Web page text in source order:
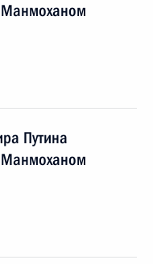
Путина